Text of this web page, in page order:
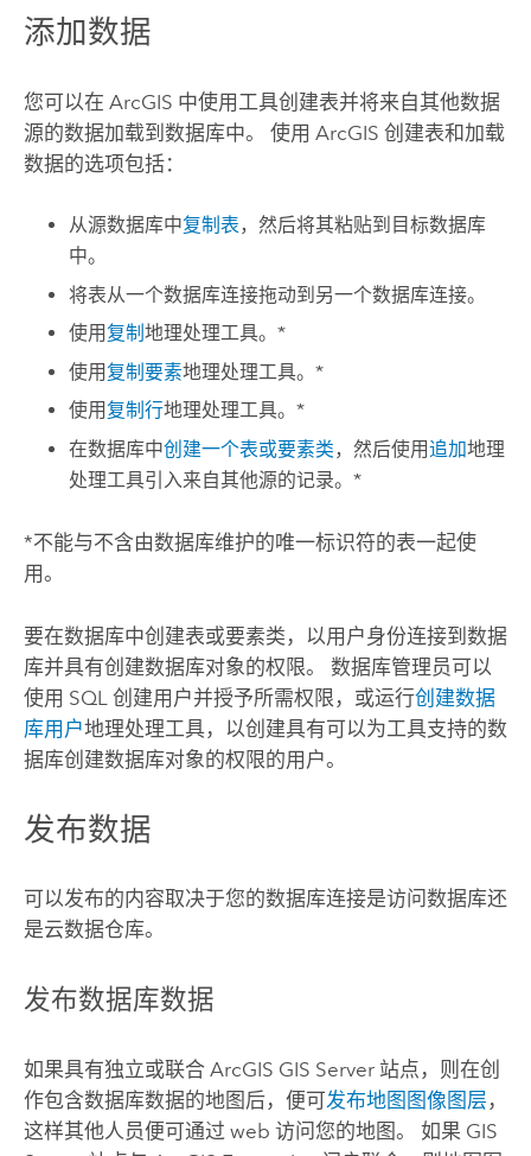
添加数据
您可以在 ArcGIS 中使用工具创建表并将来自其他数据
源的数据加载到数据库中。 使用 ArcGIS 创建表和加载
数据的选项包括：
从源数据库中复制表，然后将其粘贴到目标数据库
中。
将表从一个数据库连接拖动到另一个数据库连接。
使用 复制地理处理工具。*
使用 复制要素地理处理工具。*
使用 复制行地理处理工具。*
在数据库中创建一个表或要素类，然后使用追加地理
处理工具引入来自其他源的记录。*
*不能与不含由数据库维护的唯一标识符的表一起使
用。
要在数据库中创建表或要素类，以用户身份连接到数据
库并具有创建数据库对象的权限。 数据库管理员可以
使用 SQL 创建用户并授予所需权限，或运行创建数据
库用户地理处理工具，以创建具有可以为工具支持的数
据库创建数据库对象的权限的用户。
发布数据
可以发布的内容取决于您的数据库连接是访问数据库还
是云数据仓库。
发布数据库数据
如果具有独立或联合 ArcGIS GIS Server站点，则在创
作包含数据库数据的地图后，便可发布地图图像图层 ，
这样其他人员便可通过 web 访问您的地图。 如果 GIS